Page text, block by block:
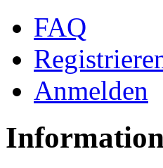
FAQ
Anmelden